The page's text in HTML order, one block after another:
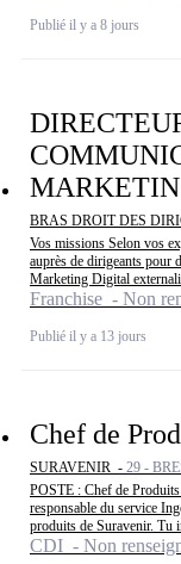
Publié il y a 8 jours
BRAS DROIT DES
Vos missions Selon vos
auprès de dirigeants pour
Marketing Digital
Franchise - Non
Publié il y a 13 jours
Chef de
SURAVENIR - 29 -
POSTE : Chef de
responsable du service
produits de Suravenir. Tu
CDI - Non